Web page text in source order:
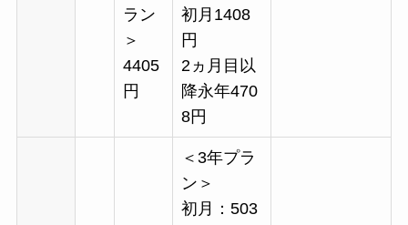
ラン
＞
4405
円
初月1408
円
2ヵ月目以
降永年470
8円
＜3年プラ
ン＞
初月：503